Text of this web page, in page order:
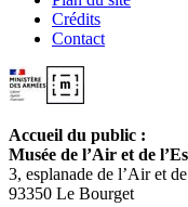
Crédits
Contact
Accueil du public :
Musée de l’Air et de
3, esplanade de l’Air et
93350 Le Bourget